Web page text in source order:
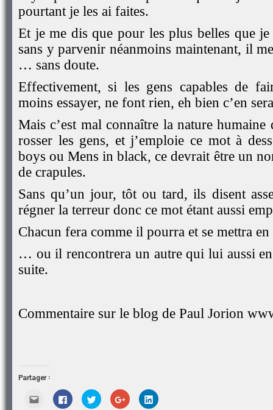
pourtant je les ai faites.
Et je me dis que pour les plus belles que
sans y parvenir néanmoins maintenant, il
… sans doute.
Effectivement, si les gens capables de
moins essayer, ne font rien, eh bien c’en
Mais c’est mal connaître la nature
rosser les gens, et j’emploie ce mot à
boys ou Mens in black, ce devrait être un
de crapules.
Sans qu’un jour, tôt ou tard, ils disent
régner la terreur donc ce mot étant aussi
Chacun fera comme il pourra et se mettra
… ou il rencontrera un autre qui lui aussi en
suite.
Commentaire sur le blog de Paul Jorion
Partager :
Cliquez
pour
Cliquez
pour
Cliquez
pour
Cliquez
pour
Cliquez
pour